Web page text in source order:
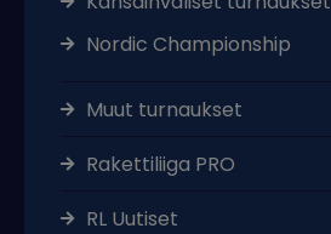
Nordic Championship
Muut turnaukset
Rakettiliiga PRO
RL Uutiset